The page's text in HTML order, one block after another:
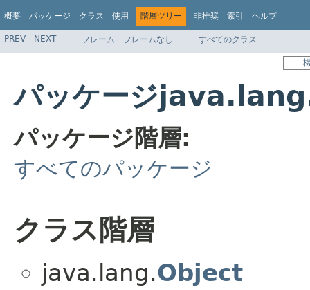
概要 パッケージ クラス 使用 階層ツリー 非推奨 索引 ヘルプ
PREV NEXT フレーム フレームなし すべてのクラス
パッケージ
パッケージ階層:
すべてのパッケージ
クラス階層
java.lang.Object